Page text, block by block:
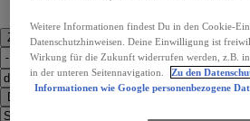
Zu den Kontaktdaten
Dealer Finder
Weitere Informationen findest Du in den Cookie-
Datenschutzhinweisen. Deine Einwilligung ist
Wirkung für die Zukunft widerrufen werden, z.B.
in der unteren Seitennavigation.
Zu den
Informationen wie Google personenbezogene